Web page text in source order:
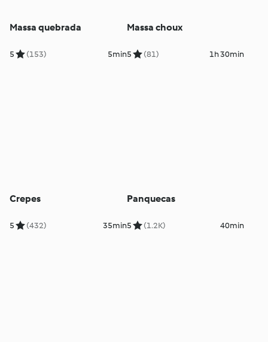
Massa quebrada
5 (153) 5min
Massa choux
5 (81) 1h 30min
Crepes
5 (432) 35min
Panquecas
5 (1.2K) 40min